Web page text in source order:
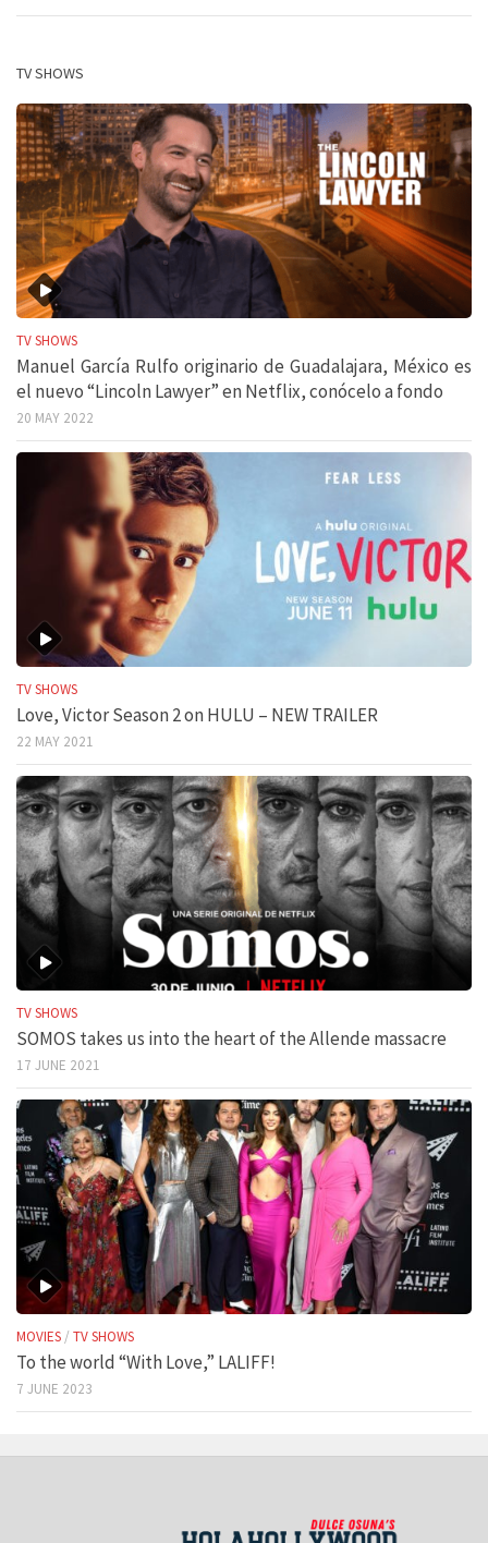
TV SHOWS
TV SHOWS
Manuel García Rulfo originario de Guadalajara, México es
el nuevo “Lincoln Lawyer” en Netflix, conócelo a fondo
20 MAY 2022
TV SHOWS
Love, Victor Season 2 on HULU – NEW TRAILER
22 MAY 2021
TV SHOWS
SOMOS takes us into the heart of the Allende massacre
17 JUNE 2021
MOVIES / TV SHOWS
To the world “With Love,” LALIFF!
7 JUNE 2023